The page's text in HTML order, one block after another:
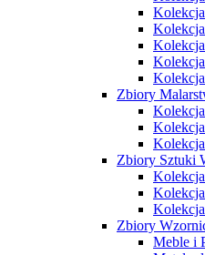
Zbiory
Zbiory Sztuki
Zbiory
Meble i